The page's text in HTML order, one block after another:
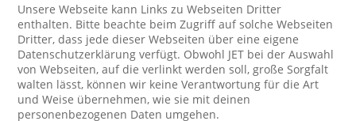
Unsere Webseite kann Links zu Webseiten Dritter
enthalten. Bitte beachte beim Zugriff auf solche Webseiten
Dritter, dass jede dieser Webseiten über eine eigene
Datenschutzerklärung verfügt. Obwohl JET bei der Auswahl
von Webseiten, auf die verlinkt werden soll, große Sorgfalt
walten lässt, können wir keine Verantwortung für die Art
und Weise übernehmen, wie sie mit deinen
personenbezogenen Daten umgehen.